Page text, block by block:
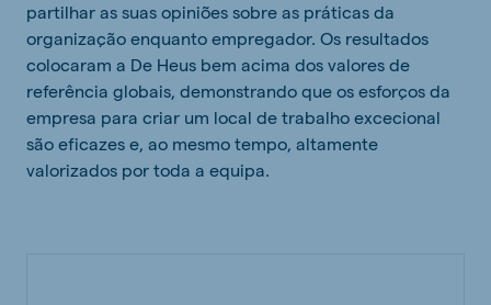
partilhar as suas opiniões sobre as práticas da
organização enquanto empregador. Os resultados
colocaram a De Heus bem acima dos valores de
referência globais, demonstrando que os esforços da
empresa para criar um local de trabalho excecional
são eficazes e, ao mesmo tempo, altamente
valorizados por toda a equipa.